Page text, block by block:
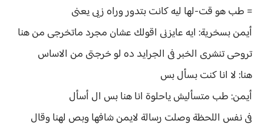
= طب هو قت-لها ليه كانت بتدور وراه زيى يعنى
أيمن بسخرية: ايه عايزنى اقولك عشان مجرد ماتخرجى من هنا
تروحى تنشرى الخبر فى الجرايد ده لو خرجتى من الاساس
هنا: لا انا كنت بسأل بس
أيمن: طب متسأليش ياحلوة انا هنا بس ال أسأل
فى نفس اللحظة وصلت رسالة لايمن شافها وبص لهنا وقال